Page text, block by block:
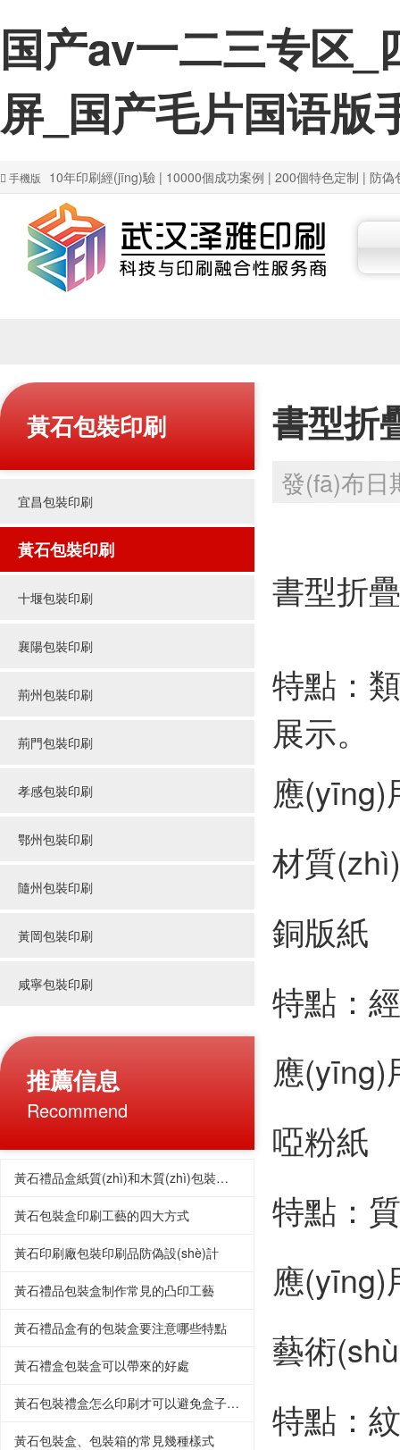
国产av一二三专区
屏_国产毛片国语版
手機版 10年印刷經(jīng)驗 | 10000個成功案例 | 200個特色定制 | 防偽
黃石包裝印刷
宜昌包裝印刷
黃石包裝印刷
十堰包裝印刷
襄陽包裝印刷
荊州包裝印刷
荊門包裝印刷
孝感包裝印刷
鄂州包裝印刷
隨州包裝印刷
黃岡包裝印刷
咸寧包裝印刷
推薦信息
Recommend
黃石禮品盒紙質(zhì)和木質(zhì)包裝盒的適用范圍
黃石包裝盒印刷工藝的四大方式
黃石印刷廠包裝印刷品防偽設(shè)計
黃石禮品包裝盒制作常見的凸印工藝
黃石禮品盒有的包裝盒要注意哪些特點
黃石禮盒包裝盒可以帶來的好處
黃石包裝禮盒怎么印刷才可以避免盒子開裂。
黃石包裝盒、包裝箱的常見幾種樣式
書型折
發(fā)布日
書型折
特點：
展示。
應(yīng)
材質
銅版紙
特點：
應(yīng)
啞粉紙
特點：質
應(yīng)
藝術
特點：